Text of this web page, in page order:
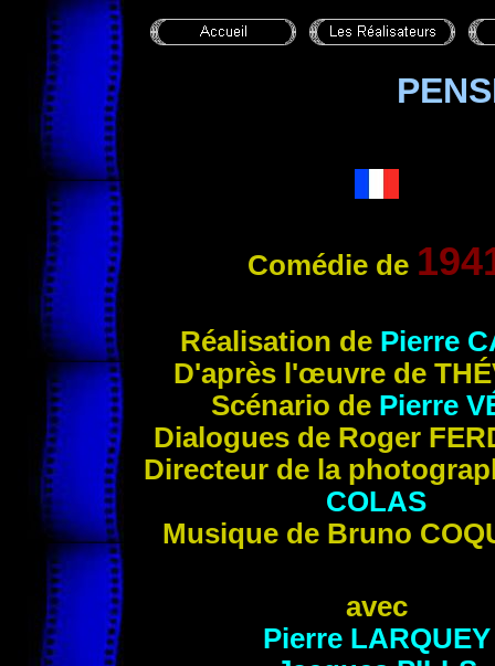
Comédie de
Réalisation de Pierre
D'après l'œuvre de
Scénario de Pierre
Dialogues de Roger
Directeur de la
COLAS
Musique de Bruno
avec
Pierre LARQUEY